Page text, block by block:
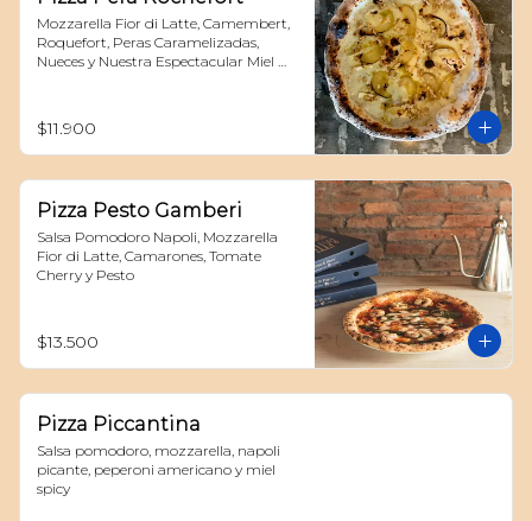
Mozzarella Fior di Latte, Camembert,
Roquefort, Peras Caramelizadas,
Nueces y Nuestra Espectacular Miel
$11.900
Pizza Pesto Gamberi
Salsa Pomodoro Napoli, Mozzarella
Fior di Latte, Camarones, Tomate
Cherry y Pesto
$13.500
Pizza Piccantina
Salsa pomodoro, mozzarella, napoli
picante, peperoni americano y miel
spicy